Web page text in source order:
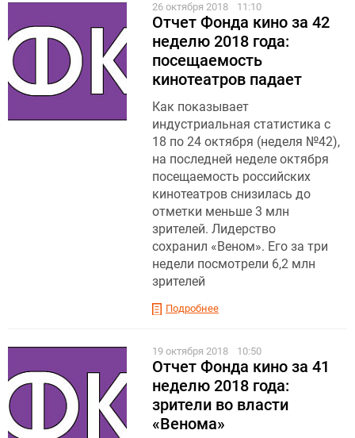
26 октября 2018 11:10
Отчет Фонда кино за 42
неделю 2018 года:
посещаемость
кинотеатров падает
Как показывает
индустриальная статистика с
18 по 24 октября (неделя №42),
на последней неделе октября
посещаемость российских
кинотеатров снизилась до
отметки меньше 3 млн
зрителей. Лидерство
сохранил «Веном». Его за три
недели посмотрели 6,2 млн
зрителей
Подробнее
19 октября 2018 10:50
Отчет Фонда кино за 41
неделю 2018 года:
зрители во власти
«Венома»